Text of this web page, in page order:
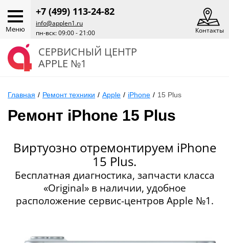
Меню
+7 (499) 113-24-82
info@applen1.ru
пн-вск: 09:00 - 21:00
Контакты
СЕРВИСНЫЙ ЦЕНТР
APPLE №1
Главная / Ремонт техники / Apple / iPhone / 15 Plus
Ремонт iPhone 15 Plus
Виртуозно отремонтируем iPhone
15 Plus.
Бесплатная диагностика, запчасти класса
«Original» в наличии, удобное
расположение сервис-центров Apple №1.